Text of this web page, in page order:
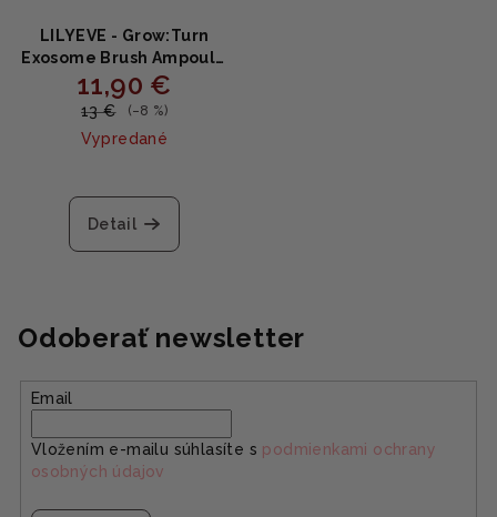
LILYEVE - Grow:Turn
Exosome Brush Ampoule
MINI - Ampoula pre
hustejšie a silnejšie vlasy
11,90 €
13 € (–8 %)
Vypredané
Detail
Odoberať newsletter
Email
Vložením e-mailu súhlasíte s podmienkami ochrany
osobných údajov